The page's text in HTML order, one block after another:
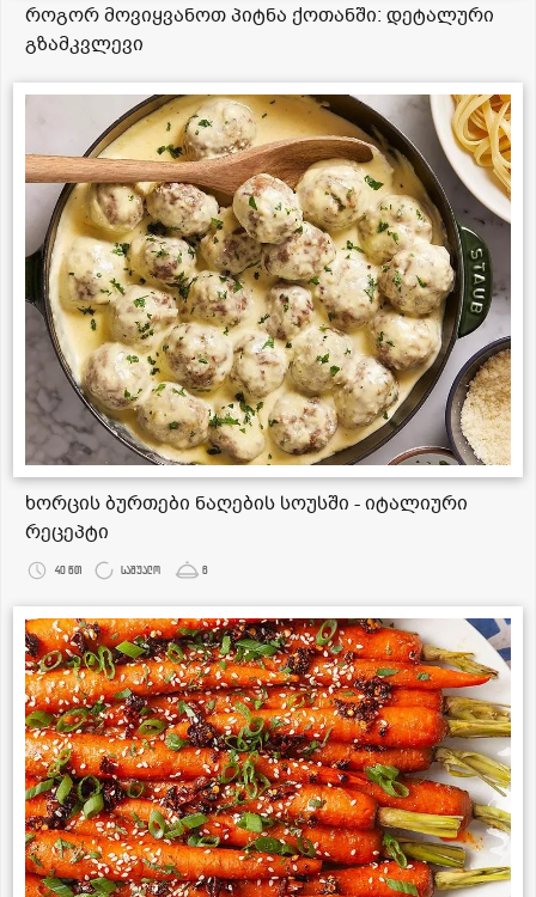
როგორ მოვიყვანოთ პიტნა ქოთანში: დეტალური
გზამკვლევი
ხორცის ბურთები ნაღების სოუსში - იტალიური
რეცეპტი
40 წთ საშუალო 6